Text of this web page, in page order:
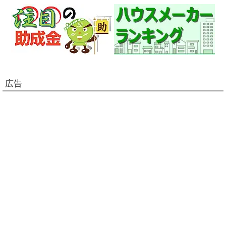
広告